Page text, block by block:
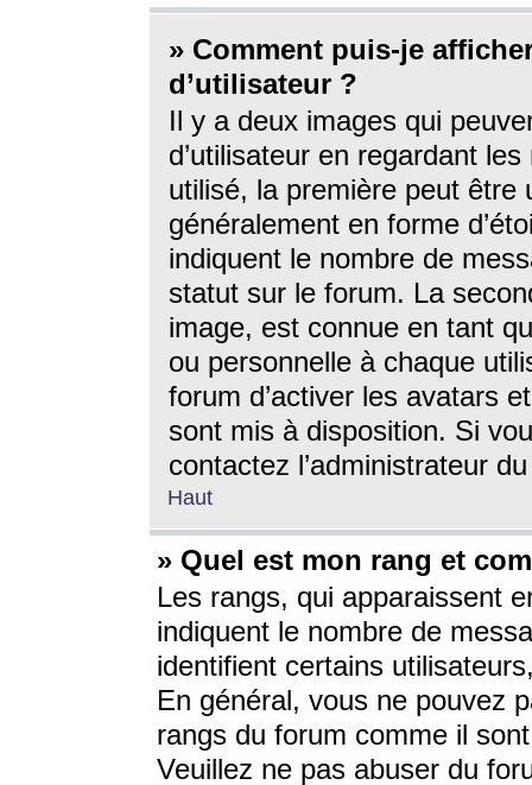
» Comment puis-je
d’utilisateur ?
Il y a deux images qui
d’utilisateur en regardant
utilisé, la première peut être
généralement en forme
indiquent le nombre de
statut sur le forum. La
image, est connue en tant
ou personnelle à chaque
forum d’activer les avatars
sont mis à disposition. Si
contactez l’administrateur
Haut
» Quel est mon rang et
Les rangs, qui apparaissent
indiquent le nombre de
identifient certains
En général, vous ne pouvez
rangs du forum comme il
Veuillez ne pas abuser du